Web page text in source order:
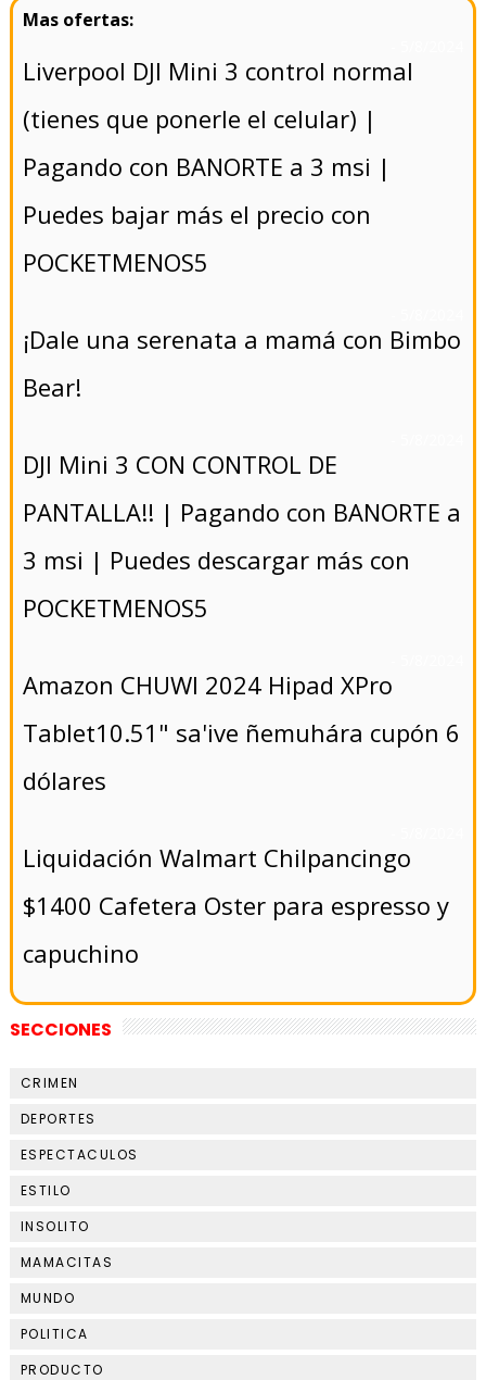
Liverpool DJI Mini 3 control normal
(tienes que ponerle el celular) |
Pagando con BANORTE a 3 msi |
Puedes bajar más el precio con
POCKETMENOS5
¡Dale una serenata a mamá con Bimbo
Bear!
DJI Mini 3 CON CONTROL DE
PANTALLA!! | Pagando con BANORTE a
3 msi | Puedes descargar más con
POCKETMENOS5
Amazon CHUWI 2024 Hipad XPro
Tablet10.51" sa'ive ñemuhára cupón 6
dólares
Liquidación Walmart Chilpancingo
$1400 Cafetera Oster para espresso y
capuchino
SECCIONES
CRIMEN
DEPORTES
ESPECTACULOS
ESTILO
INSOLITO
MAMACITAS
MUNDO
POLITICA
PRODUCTO